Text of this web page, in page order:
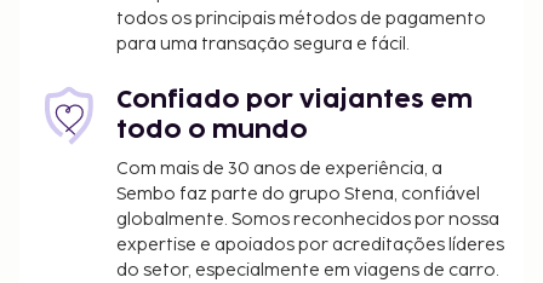
animal, por estadia
Micro-ondas no quarto: 100 NOK por estadia
Taxa de cadeira para bebés: 150 NOK por
estadia
A lista anterior pode não estar completa. As taxas e
os depósitos podem não incluir impostos e estão
sujeitos a alterações.
Há trabalhos de construção a decorrer num
todos os principais métodos de pagamento
para uma transação segura e fácil.
Confiado por viajantes em
todo o mundo
Com mais de 30 anos de experiência, a
Sembo faz parte do grupo Stena, confiável
globalmente. Somos reconhecidos por nossa
expertise e apoiados por acreditações líderes
do setor, especialmente em viagens de carro.